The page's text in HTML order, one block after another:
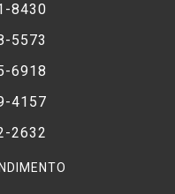
8430
5573
6918
4157
2632